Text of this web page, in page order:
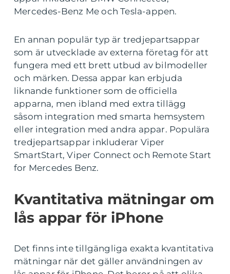
Mercedes-Benz Me och Tesla-appen.
En annan populär typ är tredjepartsappar
som är utvecklade av externa företag för att
fungera med ett brett utbud av bilmodeller
och märken. Dessa appar kan erbjuda
liknande funktioner som de officiella
apparna, men ibland med extra tillägg
såsom integration med smarta hemsystem
eller integration med andra appar. Populära
tredjepartsappar inkluderar Viper
SmartStart, Viper Connect och Remote Start
for Mercedes Benz.
Kvantitativa mätningar om
lås appar för iPhone
Det finns inte tillgängliga exakta kvantitativa
mätningar när det gäller användningen av